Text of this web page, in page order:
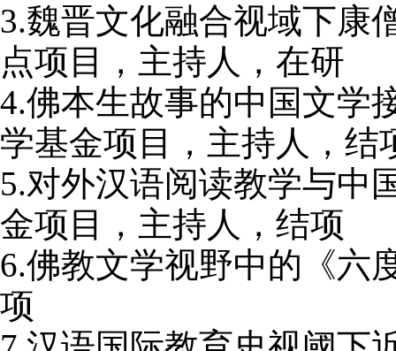
3.魏晋文化融合视域下康
点项目，主持人，在研
4.佛本生故事的中国文学
学基金项目，主持人，结
5.对外汉语阅读教学与中
金项目，主持人，结项
6.佛教文学视野中的《六
项